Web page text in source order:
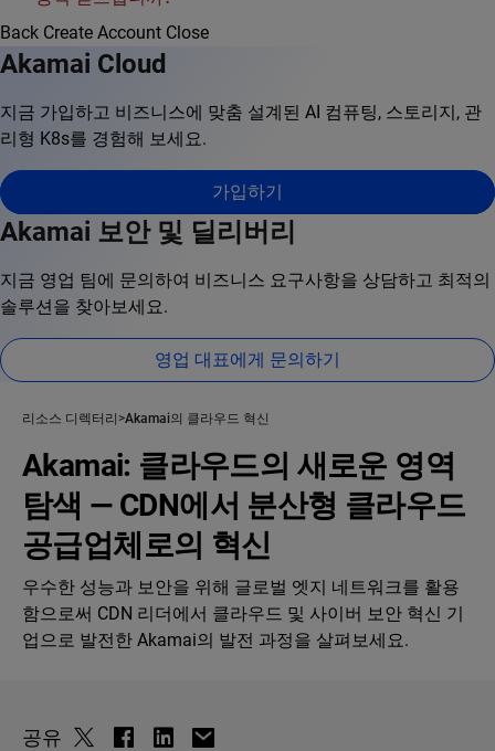
Back Create Account Close
Akamai Cloud
지금 가입하고 비즈니스에 맞춤 설계된 AI 컴퓨팅, 스토리지, 관
리형 K8s를 경험해 보세요.
가입하기
Akamai 보안 및 딜리버리
지금 영업 팀에 문의하여 비즈니스 요구사항을 상담하고 최적의
솔루션을 찾아보세요.
영업 대표에게 문의하기
리소스 디렉터리 Akamai의 클라우드 혁신
Akamai: 클라우드의 새로운 영역
탐색 — CDN에서 분산형 클라우드
공급업체로의 혁신
우수한 성능과 보안을 위해 글로벌 엣지 네트워크를 활용
함으로써 CDN 리더에서 클라우드 및 사이버 보안 혁신 기
업으로 발전한 Akamai의 발전 과정을 살펴보세요.
공유